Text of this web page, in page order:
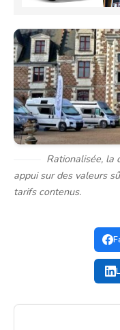
Rationalisée, la
appui sur des valeurs
tarifs contenus.